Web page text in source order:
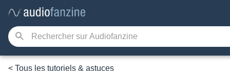
< Tous les tutoriels & astuces